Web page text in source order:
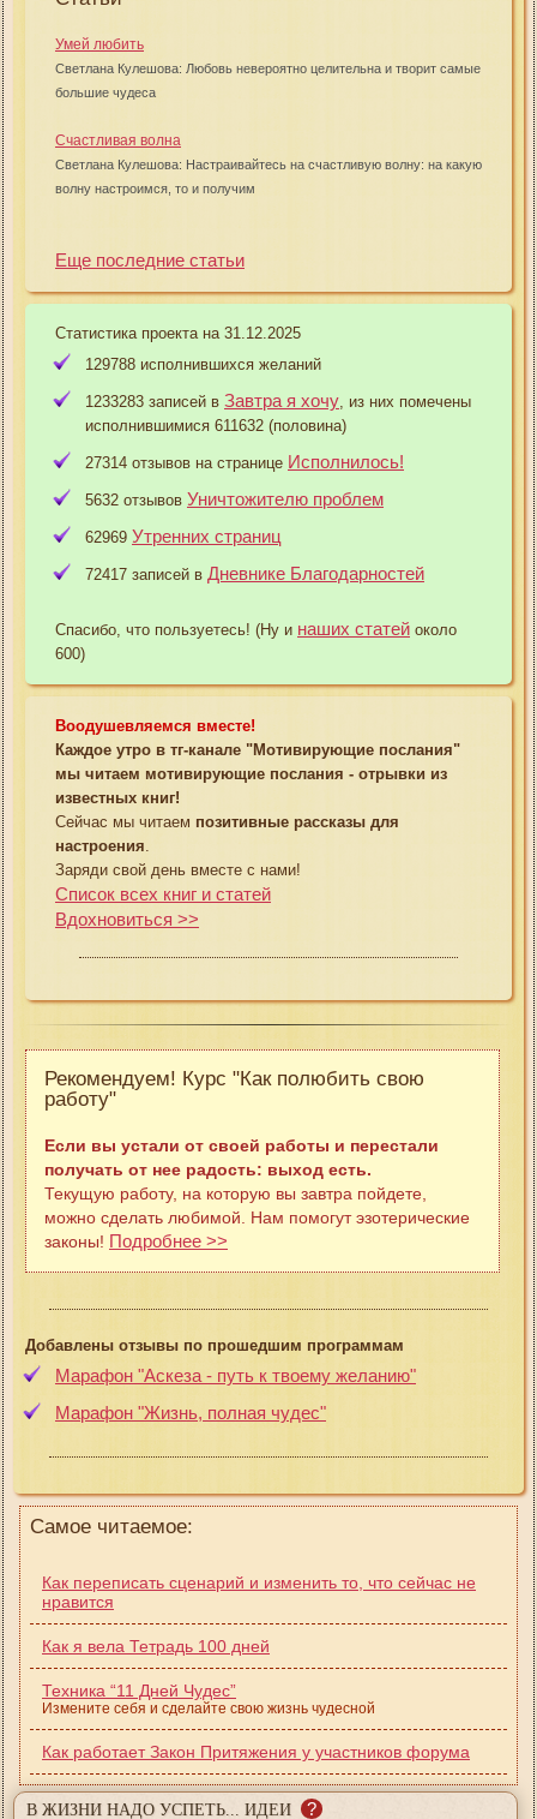
Умей любить
Светлана Кулешова: Любовь невероятно целительна и творит самые
большие чудеса
Счастливая волна
Светлана Кулешова: Настраивайтесь на счастливую волну: на какую
волну настроимся, то и получим
Еще последние статьи
Статистика проекта на 31.12.2025
129788 исполнившихся желаний
1233283 записей в Завтра я хочу , из них помечены
исполнившимися 611632 (половина)
27314 отзывов на странице Исполнилось!
5632 отзывов Уничтожителю проблем
62969 Утренних страниц
72417 записей в Дневнике Благодарностей
Спасибо, что пользуетесь! (Ну и наших статей около
600)
Воодушевляемся вместе!
Каждое утро в тг-канале "Мотивирующие послания"
мы читаем мотивирующие послания - отрывки из
известных книг!
Сейчас мы читаем позитивные рассказы для
настроения
Заряди свой день вместе с нами!
Список всех книг и статей
Вдохновиться >>
Рекомендуем! Курс "Как полюбить свою
работу"
Если вы устали от своей работы и перестали
получать от нее радость: выход есть.
Текущую работу, на которую вы завтра пойдете,
можно сделать любимой. Нам помогут эзотерические
законы! Подробнее >>
Добавлены отзывы по прошедшим программам
Марафон "Аскеза - путь к твоему желанию"
Марафон "Жизнь, полная чудес"
Самое читаемое:
Как переписать сценарий и изменить то, что сейчас не
нравится
Как я вела Тетрадь 100 дней
Техника “11 Дней Чудес”
Измените себя и сделайте свою жизнь чудесной
Как работает Закон Притяжения у участников форума
В ЖИЗНИ НАДО УСПЕТЬ... ИДЕИ ?